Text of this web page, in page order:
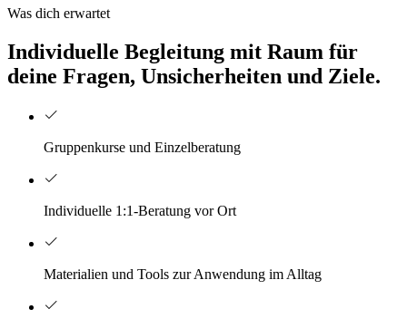
Was dich erwartet
Individuelle Begleitung mit Raum für
deine Fragen, Unsicherheiten und Ziele.
Gruppenkurse und Einzelberatung
Individuelle 1:1-Beratung vor Ort
Materialien und Tools zur Anwendung im Alltag​​​​‌ ‍ ​‍​‍‌‍ ‌ ​‍‌‍‍‌‌‍‌ ‌‍‍‌‌‍ ‍​‍​‍​ ‍‍​‍​‍‌ ​ ‌‍​‌‌‍ ‍‌‍‍‌‌ ‌​‌ ‍‌​‍ ‍‌‍‍‌‌‍ ​‍​‍​‍ ​​‍​‍‌‍‍​‌ ​‍‌‍‌‌‌‍‌‍​‍​‍​ ‍‍​‍​‍​‍ ‌ ​ ‌ ‌​‌ ‌‌‌‍‌​‌‍‍‌‌‍ ​‍ ‌‍‍‌‌‍ ‍‌ ‌​‌‍‌‌‌‍ ‍‌ ‌​​‍ ‌‍‌‌‌‍‌​‌‍‍‌‌ ‌​​‍ ‌‍ ‌‌‍ ‌‍‌​‌‍‌‌​ ‌‌ ​​‌ ​‍‌‍‌‌‌ ​ ‌‍‌‌‌‍ ‍‌ ‌​‌‍​‌‌ ‌​‌‍‍‌‌‍ ‌‍ ‍​ ‍ ‌‍‍‌‌‍‌​​ ‌‌‍​ ‌‍ ‌‍ ‍‌ ​ ‌ ‌‌‌‍ ​‌ ‌​‌‍​‌‌‍ ‍‌ ‌​‌‌​​‌‍​‌‌‍‌ ‌‍‌‌‌​‌​‌‍‌‌‌‍‌‍‌‍​‌‌ ‌‌‌‍ ​‌ ‌​‌ ​ ​ ‍ ‌ ‌​‌ ‍‌‌ ​​‌‍‌‌​ ‌‌‍​ ‌‍ ‌‍ ‍‌ ​ ‌ ‌‌‌‍ ​‌ ‌​‌‍​‌‌‍ ‍‌ ‌​‌‌​​‌‍​‌‌‍‌ ‌‍‌‌‌​‌​‌‍‌‌‌‍‌‍‌‍​‌‌ ‌‌‌‍ ​‌ ‌​‌ ​ ​ ‍ ‌ ​​‌‍​‌‌ ‌​‌‍‍​​ ‌‌‍‌‌‌ ‍​‌ ​​‌‍‌‌‌‍​ ‌ ‌​‌‍​‌‌ ‌​‌‍‍‌‌‍ ‌‍ ‍‌ ​ ‌‌​ ‌‍‌‌‌‍​ ‌ ‌​‌‍‍‌‌‍ ‌‍ ‍​‍ ‍‌‍​‍‌‍‌‌‌‍ ‍‌‍‌‌‌‍‌‍‌‍‍‌‌ ‌​‌ ​ ​‍‌‌​ ‌‌‌​​‍‌‌ ‌‍‍ ‌‍‌‌‌ ‍‌​‍‌‌​ ​ ‌​‌​​‍‌‌​ ​ ‌​‌​​‍‌‌​ ​‍​ ​‍​ ​‍​ ‌‌‌‍​ ​ ​​‌‍‌‍‌‍​‍​ ‍‌​ ‌​​ ‌‌‌‍‌​‌‍‌‍​ ​​​‍‌‌​ ​‍​ ​‍​‍‌‌​ ‌‌‌​‌​​‍ ‍‌ ‌​‌‍‌‌‌ ‍​‌ ‌​​ ‌‍​‍‌‍​‌‌ ​ ‌‍‌‌‌‌‌‌‌ ​‍‌‍ ​​ ‌​‍‌‌​ ​‍‌​‌‍‌ ​ ‌ ‌​‌ ‌‌‌‍‌​‌‍‍‌‌‍ ​‍‌‍‌‍‍‌‌‍‌​​ ‌‌‍​ ‌‍ ‌‍ ‍‌ ​ ‌ ‌‌‌‍ ​‌ ‌​‌‍​‌‌‍ ‍‌ ‌​‌‌​​‌‍​‌‌‍‌ ‌‍‌‌‌​‌​‌‍‌‌‌‍‌‍‌‍​‌‌ ‌‌‌‍ ​‌ ‌​‌ ​ ​‍‌‍‌ ‌​‌ ‍‌‌ ​​‌‍‌‌​ ‌‌‍​ ‌‍ ‌‍ ‍‌ ​ ‌ ‌‌‌‍ ​‌ ‌​‌‍​‌‌‍ ‍‌ ‌​‌‌​​‌‍​‌‌‍‌ ‌‍‌‌‌​‌​‌‍‌‌‌‍‌‍‌‍​‌‌ ‌‌‌‍ ​‌ ‌​‌ ​ ​‍‌‍‌ ​​‌‍​‌‌ ‌​‌‍‍​​ ‌‌‍‌‌‌ ‍​‌ ​​‌‍‌‌‌‍​ ‌ ‌​‌‍​‌‌ ‌​‌‍‍‌‌‍ ‌‍ ‍‌ ​ ‌‌​ ‌‍‌‌‌‍​ ‌ ‌​‌‍‍‌‌‍ ‌‍ ‍​‍ ‍‌‍​‍‌‍‌‌‌‍ ‍‌‍‌‌‌‍‌‍‌‍‍‌‌ ‌​‌ ​ ​‍‌‌​ ‌‌‌​​‍‌‌ ‌‍‍ ‌‍‌‌‌ ‍‌​‍‌‌​ ​ ‌​‌​​‍‌‌​ ​ ‌​‌​​‍‌‌​ ​‍​ ​‍​ ​‍​ ‌‌‌‍​ ​ ​​‌‍‌‍‌‍​‍​ ‍‌​ ‌​​ ‌‌‌‍‌​‌‍‌‍​ ​​​‍‌‌​ ​‍​ ​‍​‍‌‌​ ‌‌‌​‌​​‍ ‍‌ ‌​‌‍‌‌‌ ‍​‌ ‌​​‍‌‍‌ ​​‌‍‌‌‌ ​‍‌ ​ ‌ ​​‌‍‌‌‌‍​ ‌ ‌​‌‍‍‌‌ ‌‍‌‍‌‌​ ‌‌ ​​‌ ‌‌‌‍​‍‌‍ ​‌‍‍‌‌ ​ ‌‍‍​‌‍‌‌‌‍‌​​‍​‍‌ ‌